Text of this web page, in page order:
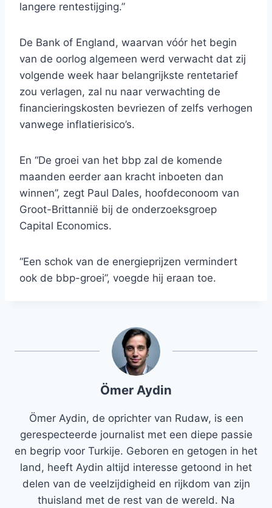
langere rentestijging.”
De Bank of England, waarvan vóór het begin
van de oorlog algemeen werd verwacht dat zij
volgende week haar belangrijkste rentetarief
zou verlagen, zal nu naar verwachting de
financieringskosten bevriezen of zelfs verhogen
vanwege inflatierisico’s.
En “De groei van het bbp zal de komende
maanden eerder aan kracht inboeten dan
winnen”, zegt Paul Dales, hoofdeconoom van
Groot-Brittannië bij de onderzoeksgroep
Capital Economics.
“Een schok van de energieprijzen vermindert
ook de bbp-groei”, voegde hij eraan toe.
Ömer Aydin
Ömer Aydin, de oprichter van Rudaw, is een
gerespecteerde journalist met een diepe passie
en begrip voor Turkije. Geboren en getogen in het
land, heeft Aydin altijd interesse getoond in het
delen van de veelzijdigheid en rijkdom van zijn
thuisland met de rest van de wereld. Na